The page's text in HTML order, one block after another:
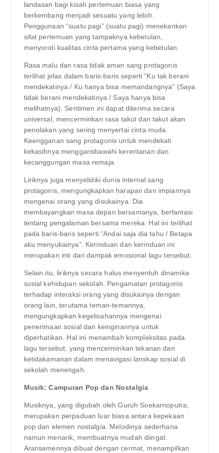
landasan bagi kisah pertemuan biasa yang
berkembang menjadi sesuatu yang lebih.
Penggunaan “suatu pagi” (suatu pagi) menekankan
sifat pertemuan yang tampaknya kebetulan,
menyoroti kualitas cinta pertama yang kebetulan.
Rasa malu dan rasa tidak aman sang protagonis
terlihat jelas dalam baris-baris seperti “Ku tak berani
mendekatinya / Ku hanya bisa memandangnya” (Saya
tidak berani mendekatinya / Saya hanya bisa
melihatnya). Sentimen ini dapat diterima secara
universal, mencerminkan rasa takut dan takut akan
penolakan yang sering menyertai cinta muda.
Keengganan sang protagonis untuk mendekati
kekasihnya menggarisbawahi kerentanan dan
kecanggungan masa remaja.
Liriknya juga menyelidiki dunia internal sang
protagonis, mengungkapkan harapan dan impiannya
mengenai orang yang disukainya. Dia
membayangkan masa depan bersamanya, berfantasi
tentang pengalaman bersama mereka. Hal ini terlihat
pada baris-baris seperti “Andai saja dia tahu / Betapa
aku menyukainya”. Kerinduan dan kerinduan ini
merupakan inti dari dampak emosional lagu tersebut.
Selain itu, liriknya secara halus menyentuh dinamika
sosial kehidupan sekolah. Pengamatan protagonis
terhadap interaksi orang yang disukainya dengan
orang lain, terutama teman-temannya,
mengungkapkan kegelisahannya mengenai
penerimaan sosial dan keinginannya untuk
diperhatikan. Hal ini menambah kompleksitas pada
lagu tersebut, yang mencerminkan tekanan dan
ketidakamanan dalam menavigasi lanskap sosial di
sekolah menengah.
Musik: Campuran Pop dan Nostalgia
Musiknya, yang digubah oleh Guruh Soekarnoputra,
merupakan perpaduan luar biasa antara kepekaan
pop dan elemen nostalgia. Melodinya sederhana
namun menarik, membuatnya mudah diingat.
Aransemennya dibuat dengan cermat, menampilkan